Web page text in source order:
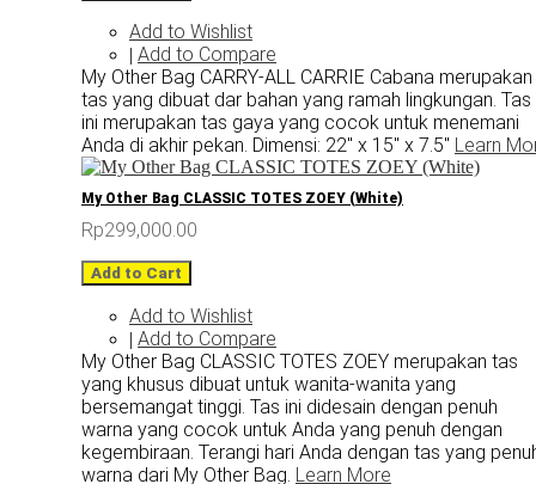
Add to Wishlist
| Add to Compare
My Other Bag CARRY-ALL CARRIE Cabana merupakan
tas yang dibuat dar bahan yang ramah lingkungan. Tas
ini merupakan tas gaya yang cocok untuk menemani
Anda di akhir pekan. Dimensi: 22" x 15" x 7.5" Learn
My Other Bag CLASSIC TOTES ZOEY (White)
Rp299,000.00
Add to Cart
Add to Wishlist
| Add to Compare
My Other Bag CLASSIC TOTES ZOEY merupakan tas
yang khusus dibuat untuk wanita-wanita yang
bersemangat tinggi. Tas ini didesain dengan penuh
warna yang cocok untuk Anda yang penuh dengan
kegembiraan. Terangi hari Anda dengan tas yang
warna dari My Other Bag. Learn More